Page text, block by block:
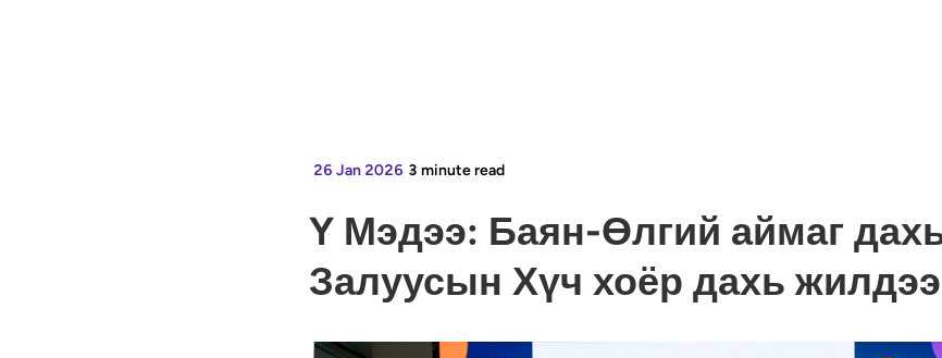
Y Мэдээ: Баян-Өлгий аймаг
Залуусын Хүч хоёр дахь жилдээ
26 Jan 2026 3 minute read